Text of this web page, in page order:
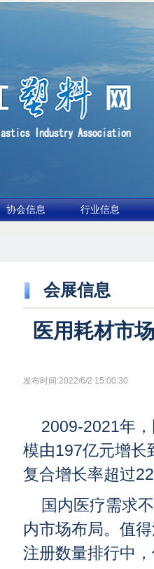
协会信息 行业信息
会展信息
医用耗材市
发布时间:2022/6/2 15:00:30
2009-2021年
模由197亿元增长
复合增长率超过
国内医疗需求
内市场布局。值
注册数量排行中